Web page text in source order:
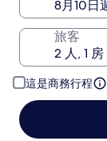
旅客
這是商務行程